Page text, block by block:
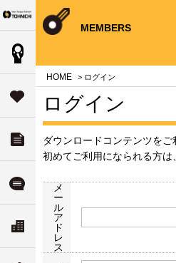
Your Torque Partner TOHNICHI
サポート
ダウンロード
よくある質問
会社案内
close
close
close
close
て
ティ
close
close
close
MEMBERS
HOME > ログイン
ログイン
ダウンロードコンテンツを
初めてご利用になられる方は、
メ
ー
ル
ア
ド
レ
ス